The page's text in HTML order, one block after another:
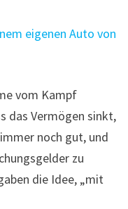
eigenen Auto von
vom Kampf
das Vermögen sinkt,
noch gut, und
zu
die Idee, „mit